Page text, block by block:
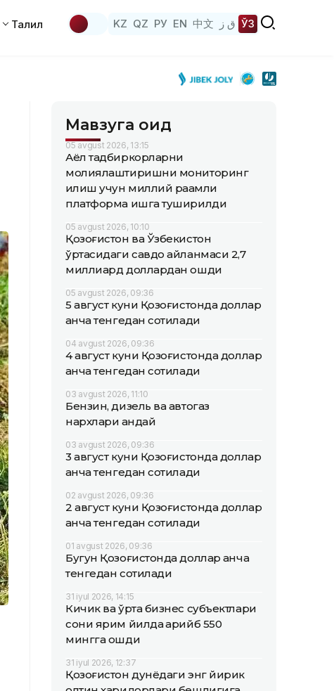
Таҳлил KZ QZ РУ EN 中文 ق ز ЎЗ
Мавзуга оид
05 avgust 2026, 13:15
Аёл тадбиркорларни
молиялаштиришни мониторинг
қилиш учун миллий рақамли
платформа ишга туширилди
05 avgust 2026, 10:10
Қозоғистон ва Ўзбекистон
ўртасидаги савдо айланмаси 2,7
миллиард доллардан ошди
05 avgust 2026, 09:36
5 август куни Қозоғистонда доллар
қанча тенгедан сотилади
04 avgust 2026, 09:36
4 август куни Қозоғистонда доллар
қанча тенгедан сотилади
03 avgust 2026, 11:10
Бензин, дизель ва автогаз
нархлари қандай
03 avgust 2026, 09:36
3 август куни Қозоғистонда доллар
қанча тенгедан сотилади
02 avgust 2026, 09:36
2 август куни Қозоғистонда доллар
қанча тенгедан сотилади
01 avgust 2026, 09:36
Бугун Қозоғистонда доллар қанча
тенгедан сотилади
31 iyul 2026, 14:15
Кичик ва ўрта бизнес субъектлари
сони ярим йилда қарийб 550
мингга ошди
31 iyul 2026, 12:37
Қозоғистон дунёдаги энг йирик